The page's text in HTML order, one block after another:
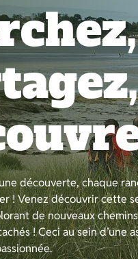
découverte, chaque
! Venez découvrir cette
de nouveaux
! Ceci au sein d’une